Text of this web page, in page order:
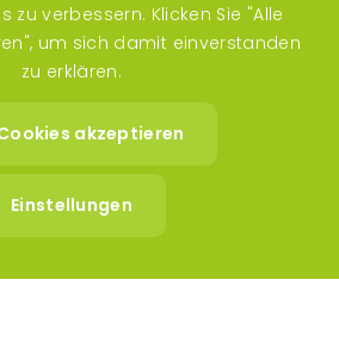
Image
zu verbessern. Klicken Sie "Alle
um sich damit einverstanden
zu erklären.
akzeptieren
Einstellungen